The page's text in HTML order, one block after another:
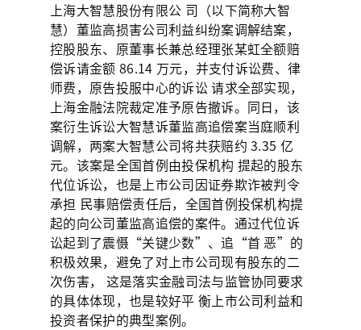
上海大智慧股份有限公 司（以下简称大智
慧）董监高损害公司利益纠纷案调解结案，
控股股东、原董事长兼总经理张某虹全额赔
偿诉请金额 86.14 万元，并支付诉讼费、律
师费，原告投服中心的诉讼 请求全部实现，
上海金融法院裁定准予原告撤诉。同日，该
案衍生诉讼大智慧诉董监高追偿案当庭顺利
调解，两案大智慧公司将共获赔约 3.35 亿
元。该案是全国首例由投保机构 提起的股东
代位诉讼，也是上市公司因证券欺诈被判令
承担 民事赔偿责任后，全国首例投保机构提
起的向公司董监高追偿的案件。通过代位诉
讼起到了震慑“关键少数”、追“首 恶”的
积极效果，避免了对上市公司现有股东的二
次伤害， 这是落实金融司法与监管协同要求
的具体体现，也是较好平 衡上市公司利益和
投资者保护的典型案例。